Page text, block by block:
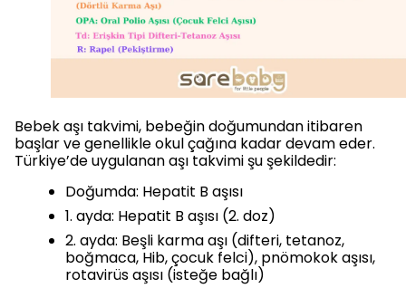
Bebek aşı takvimi, bebeğin doğumundan itibaren
başlar ve genellikle okul çağına kadar devam eder.
Türkiye’de uygulanan aşı takvimi şu şekildedir:
Doğumda: Hepatit B aşısı
1. ayda: Hepatit B aşısı (2. doz)
2. ayda: Beşli karma aşı (difteri, tetanoz,
boğmaca, Hib, çocuk felci), pnömokok aşısı,
rotavirüs aşısı (isteğe bağlı)